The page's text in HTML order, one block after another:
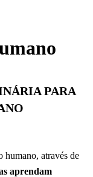
PARA
humano, através de
aprendam